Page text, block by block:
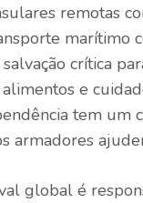
remotas
marítimo
crítica
e
tem um
armadores
global é